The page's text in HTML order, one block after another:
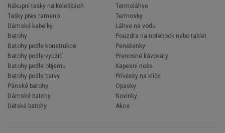
Nákupní tašky na kolečkách
Tašky přes rameno
Dámské kabelky
Batohy
Batohy podle konstrukce
Batohy podle využití
Batohy podle objemu
Batohy podle barvy
Pánské batohy
Dámské batohy
Dětské batohy
Termoláhve
Termosky
Láhve na vodu
Pouzdra na notebook nebo tablet
Peněženky
Přenosné kávovary
Kapesní nože
Přívěsky na klíče
Opasky
Novinky
Akce